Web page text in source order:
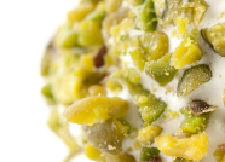
COURS
CONSEILS
CONTACTS